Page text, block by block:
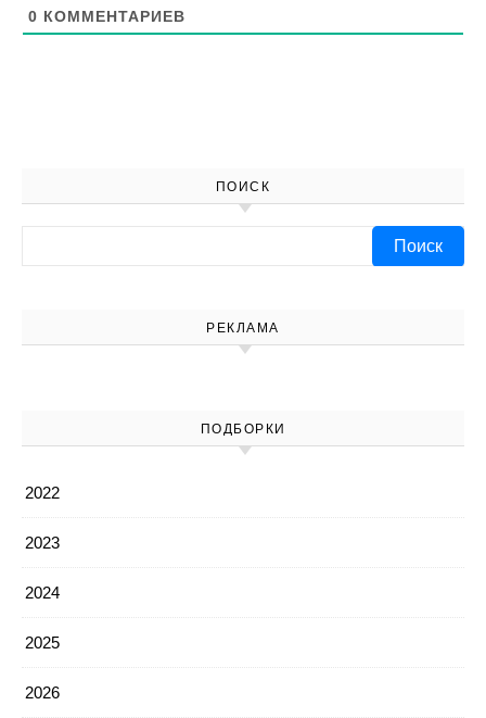
0 КОММЕНТАРИЕВ
ПОИСК
РЕКЛАМА
ПОДБОРКИ
2022
2023
2024
2025
2026